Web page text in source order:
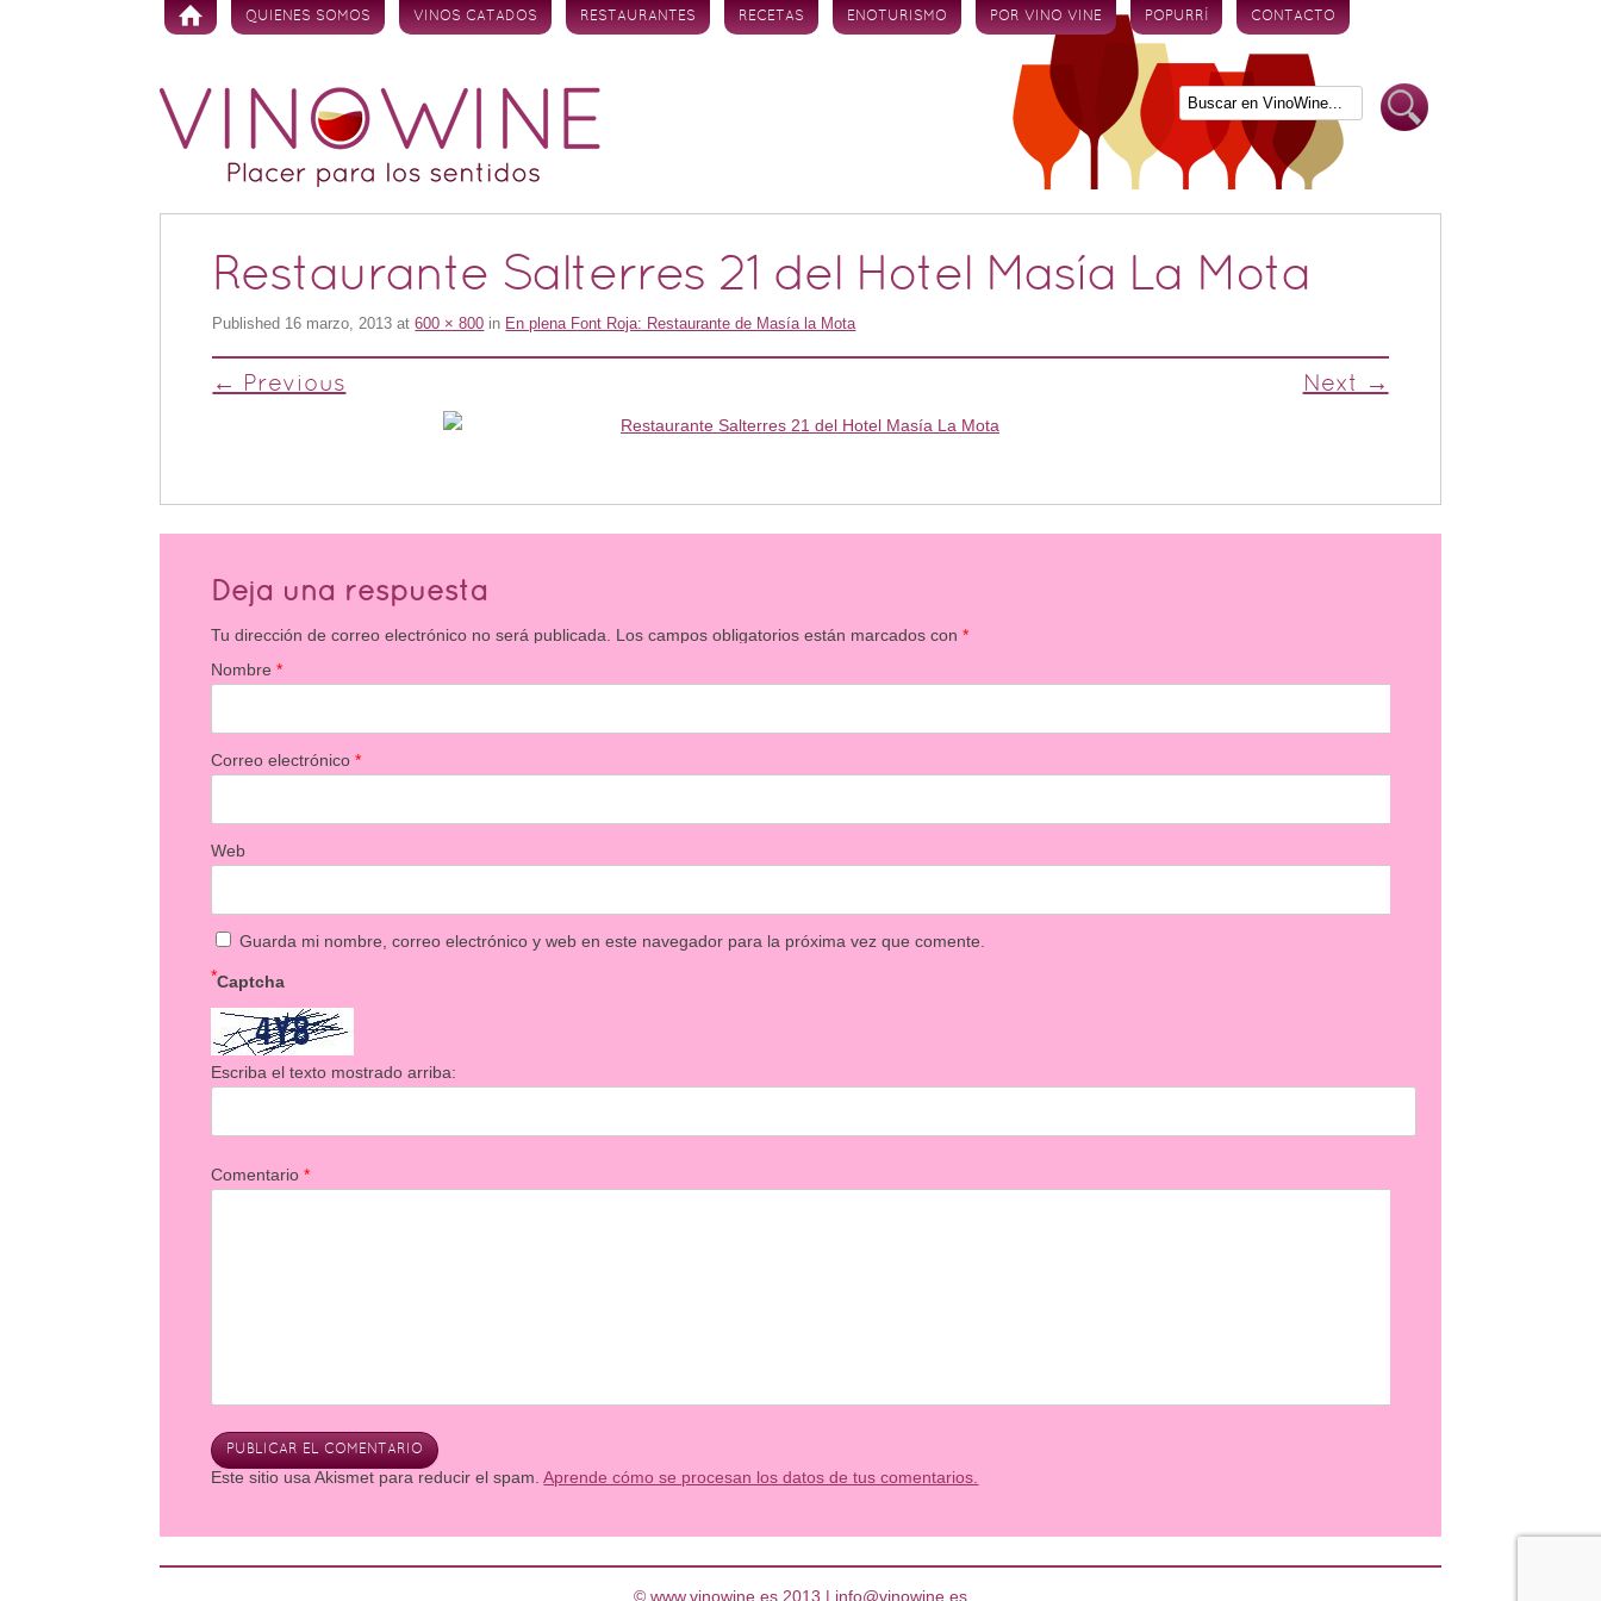
Skip to content
QUIENES SOMOS VINOS CATADOS RESTAURANTES RECETAS ENOTURISMO POR VINO VINE POPURRÍ CONTACTO
Restaurante Salterres 21 del Hotel Masía La Mota
Published 16 marzo, 2013 at600 × 800 in En plena Font Roja: Restaurante de Masía la Mota
← Previous Next →
Deja una respuesta
Tu dirección de correo electrónico no será publicada. Los campos obligatorios están marcados con*
Nombre*
Correo electrónico*
Web
Guarda mi nombre, correo electrónico y web en este navegador para la próxima vez que comente.
Captcha
*
Escriba el texto mostrado arriba:
Comentario*
Este sitio usa Akismet para reducir el spam.Aprende cómo se procesan los datos de tus comentarios.
© www.vinowine.es 2013 | info@vinowine.es